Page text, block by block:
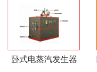
卧式电蒸汽发生器